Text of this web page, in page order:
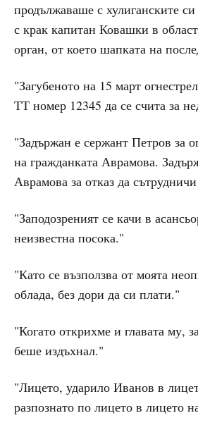
продължаваше с хулиганските
с крак капитан Ковашки в
орган, от което шапката на
"Загубеното на 15 март
ТТ номер 12345 да се счита за
"Задържан е сержант Петров за
на гражданката Аврамова.
Аврамова за отказ да
"Заподозреният се качи в
неизвестна посока."
"Като се възползва от моята
облада, без дори да си плати."
"Когато открихме и главата му,
беше издъхнал."
"Лицето, ударило Иванов в
разпознато по лицето в лицето